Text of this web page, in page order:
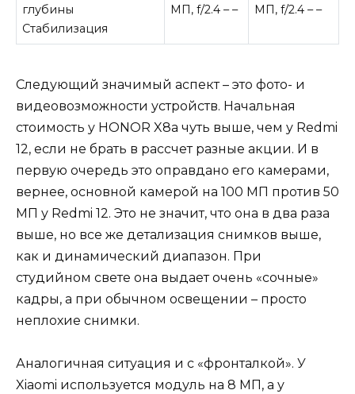
глубины
Стабилизация
МП, f/2.4 – – МП, f/2.4 – –
Следующий значимый аспект – это фото- и
видеовозможности устройств. Начальная
стоимость у HONOR X8a чуть выше, чем у Redmi
12, если не брать в рассчет разные акции. И в
первую очередь это оправдано его камерами,
вернее, основной камерой на 100 МП против 50
МП у Redmi 12. Это не значит, что она в два раза
выше, но все же детализация снимков выше,
как и динамический диапазон. При
студийном свете она выдает очень «сочные»
кадры, а при обычном освещении – просто
неплохие снимки.
Аналогичная ситуация и с «фронталкой». У
Xiaomi используется модуль на 8 МП, а у